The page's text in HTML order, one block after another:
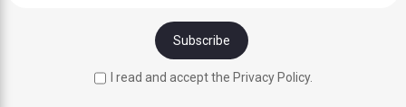
I read and accept the Privacy Policy.